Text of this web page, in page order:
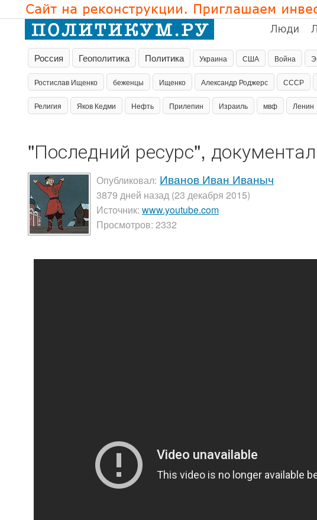
Люди
Россия Геополитика Политика Украина США Война
Ростислав Ищенко беженцы Ищенко Александр Роджерс СССР
Религия Яков Кедми Нефть Прилепин Израиль мвф Ленин
"Последний ресурс",
Опубликовал: Иванов Иван Иваныч
3879 дней назад (23 декабря 2015)
Источник: www.youtube.com
Просмотров: 2332